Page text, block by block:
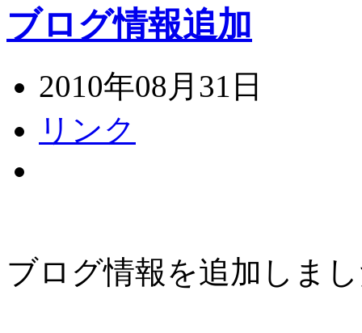
ブログ情報追加
2010年08月31日
リンク
ブログ情報を追加しま